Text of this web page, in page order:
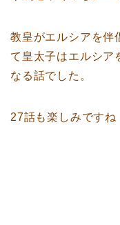
教皇がエルシアを伴
て皇太子はエルシア
なる話でした。
27話も楽しみですね